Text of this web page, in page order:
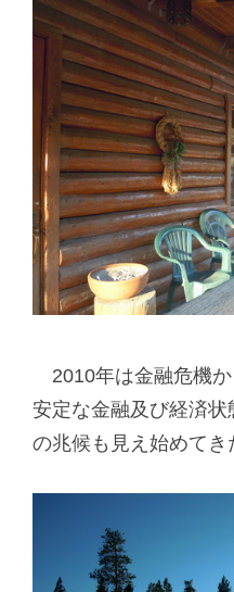
2010年は金融危機
安定な金融及び経済
の兆候も見え始めてき